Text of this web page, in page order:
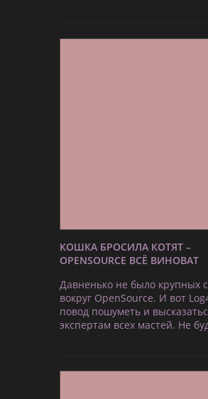
КОШКА БРОСИЛА КОТЯТ –
OPENSOURCE ВСЁ ВИНОВАТ
Давненько не было крупных
вокруг OpenSource. И вот
повод пошуметь и
экспертам всех мастей. Не